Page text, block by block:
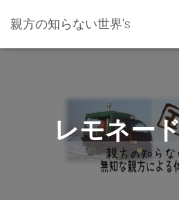
親方の知らない世界's
レモネー